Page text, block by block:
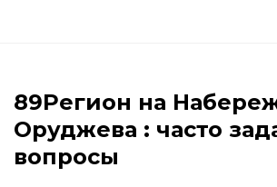
89Регион на
Оруджева : часто
вопросы